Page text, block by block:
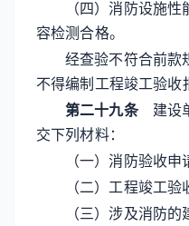
（四）消防设施
容检测合格。
经查验不符合前款
不得编制工程竣工验收
第二十九条建设单
交下列材料：
（一）消防验收申
（二）工程竣工验
（三）涉及消防的